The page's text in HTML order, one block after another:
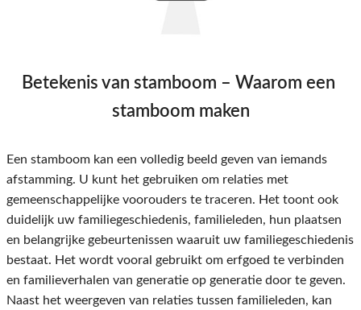
Betekenis van stamboom – Waarom een ​​
stamboom maken
Een stamboom kan een volledig beeld geven van iemands
afstamming. U kunt het gebruiken om relaties met
gemeenschappelijke voorouders te traceren. Het toont ook
duidelijk uw familiegeschiedenis, familieleden, hun plaatsen
en belangrijke gebeurtenissen waaruit uw familiegeschiedenis
bestaat. Het wordt vooral gebruikt om erfgoed te verbinden
en familieverhalen van generatie op generatie door te geven.
Naast het weergeven van relaties tussen familieleden, kan